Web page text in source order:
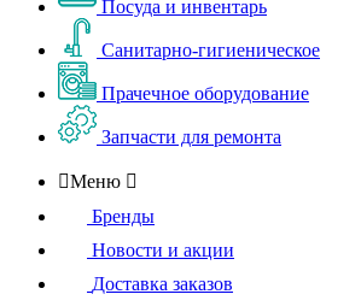
Посуда и инвентарь
Санитарно-гигиеническое
Прачечное оборудование
Запчасти для ремонта
Меню 
Бренды
Новости и акции
Доставка заказов